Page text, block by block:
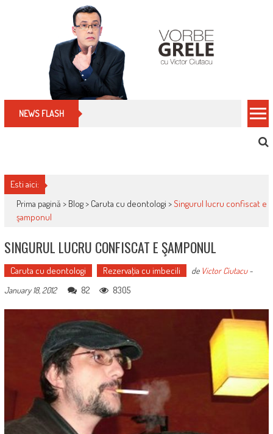
NEWS FLASH Cum îți schimbi, rapid, gratuit și eficient,
Esti aici:
Prima pagină > Blog> Caruta cu deontologi >Singurul lucru confiscat e
şamponul
SINGURUL LUCRU CONFISCAT E ŞAMPONUL
Caruta cu deontologi Rezervaţia cu imbecili de Victor Ciutacu-
January 18, 2012
82 8305